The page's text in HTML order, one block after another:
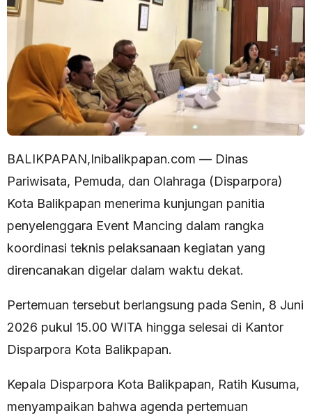
BALIKPAPAN,Inibalikpapan.com — Dinas
Pariwisata, Pemuda, dan Olahraga (Disparpora)
Kota Balikpapan menerima kunjungan panitia
penyelenggara Event Mancing dalam rangka
koordinasi teknis pelaksanaan kegiatan yang
direncanakan digelar dalam waktu dekat.
Pertemuan tersebut berlangsung pada Senin, 8 Juni
2026 pukul 15.00 WITA hingga selesai di Kantor
Disparpora Kota Balikpapan.
Kepala Disparpora Kota Balikpapan, Ratih Kusuma,
menyampaikan bahwa agenda pertemuan